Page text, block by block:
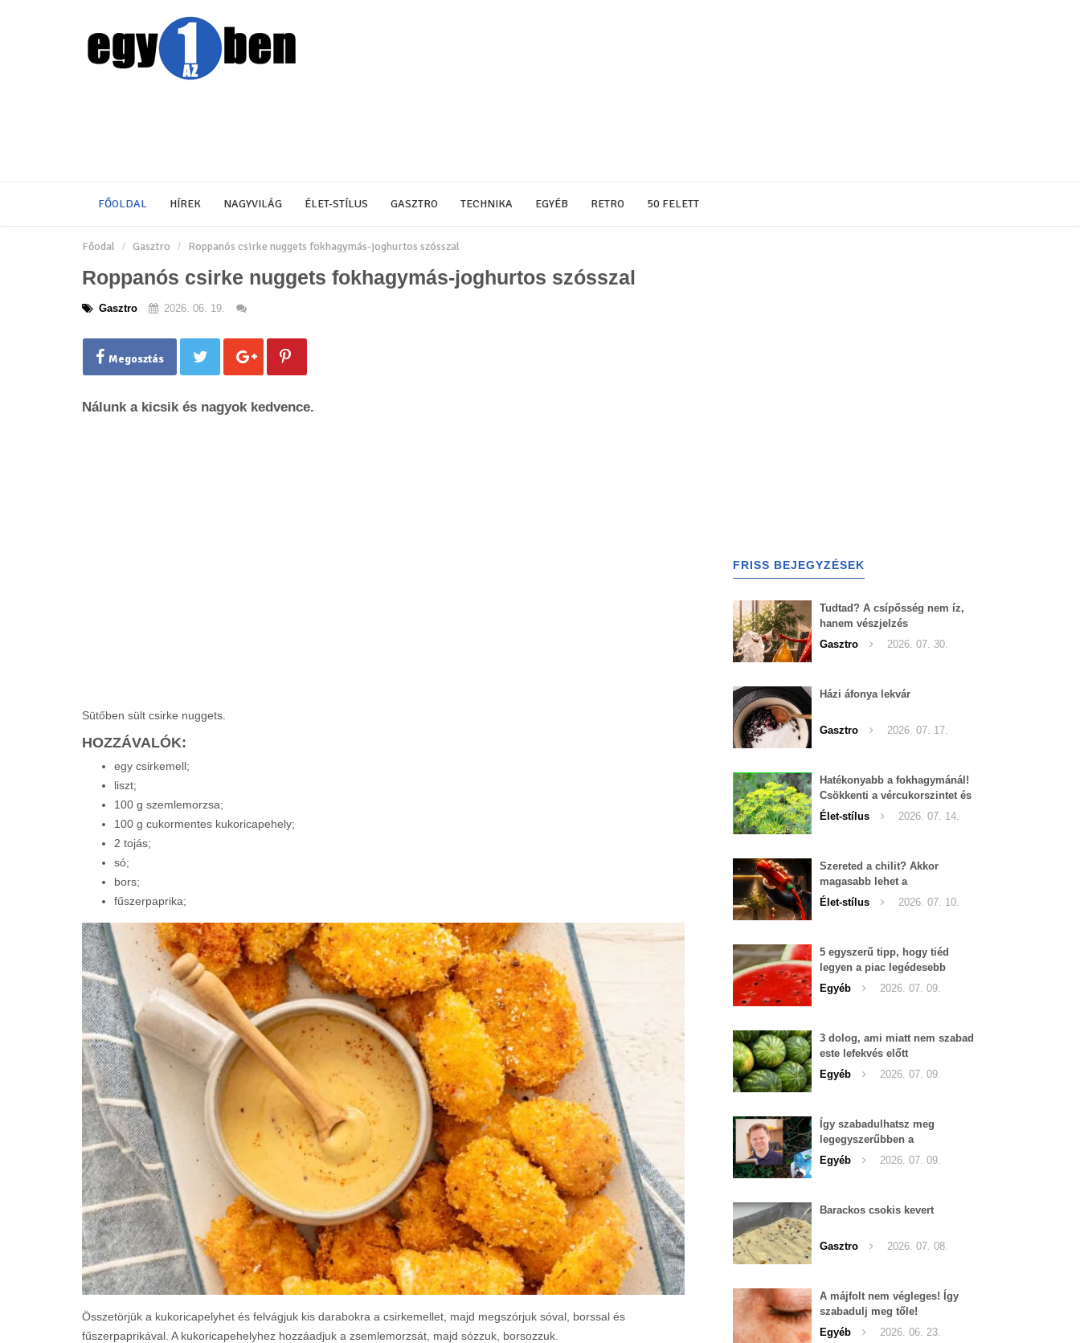
FŐOLDAL HÍREK NAGYVILÁG ÉLET-STÍLUS GASZTRO TECHNIKA EGYÉB RETRO 50 FELETT
Főodal Gasztro Roppanós csirke nuggets fokhagymás-joghurtos szósszal
Roppanós csirke nuggets fokhagymás-joghurtos szósszal
Gasztro 2026. 06. 19.
Megosztás
Nálunk a kicsik és nagyok kedvence.
Sütőben sült csirke nuggets.
HOZZÁVALÓK:
egy csirkemell;
liszt;
100 g szemlemorzsa;
100 g cukormentes kukoricapehely;
2 tojás;
só;
bors;
fűszerpaprika;
Összetörjük a kukoricapelyhet és felvágjuk kis darabokra a csirkemellet, majd megszórjuk sóval, borssal és
fűszerpaprikával. A kukoricapehelyhez hozzáadjuk a zsemlemorzsát, majd sózzuk, borsozzuk.
FRISS BEJEGYZÉSEK
Tudtad? A csípősség nem íz,
hanem vészjelzés
Gasztro
2026. 07. 30.
Házi áfonya lekvár
Gasztro 2026. 07. 17.
Hatékonyabb a fokhagymánál!
Csökkenti a vércukorszintet és
a magas vérnyomást is!
Élet-stílus 2026. 07. 14.
Szereted a chilit? Akkor
magasabb lehet a
tesztoszteron-szinted
Élet-stílus 2026. 07. 10.
5 egyszerű tipp, hogy tiéd
legyen a piac legédesebb
görögdinnyéje
Egyéb 2026. 07. 09.
3 dolog, ami miatt nem szabad
este lefekvés előtt
görögdinnyét enni
Egyéb 2026. 07. 09.
Így szabadulhatsz meg
legegyszerűbben a
pucércsigáktól
Egyéb 2026. 07. 09.
Barackos csokis kevert
Gasztro 2026. 07. 08.
A májfolt nem végleges! Így
szabadulj meg tőle!
Egyéb
2026. 06. 23.